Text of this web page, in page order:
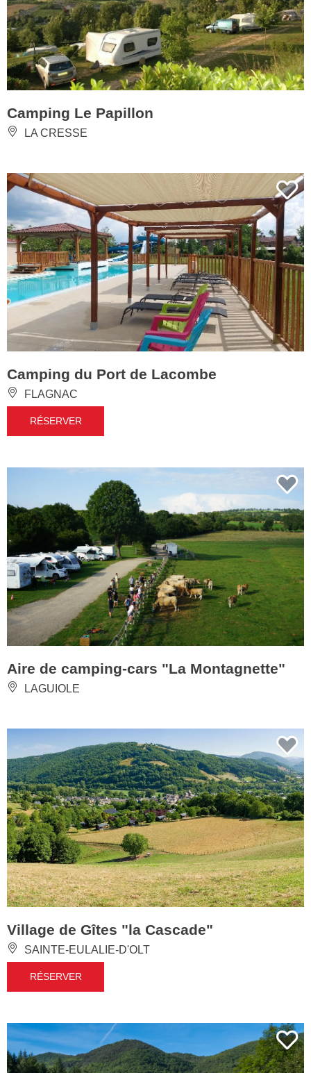
Camping Le Papillon
LA CRESSE
Camping du Port de Lacombe
FLAGNAC
RÉSERVER
Aire de camping-cars "La Montagnette"
LAGUIOLE
Village de Gîtes "la Cascade"
SAINTE-EULALIE-D'OLT
RÉSERVER